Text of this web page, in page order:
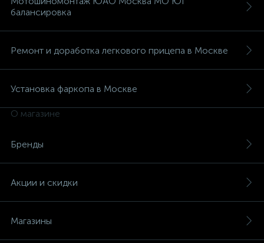
балансировка
Ремонт и доработка легкового прицепа в Москве
Установка фаркопа в Москве
О магазине
Бренды
Акции и скидки
Магазины